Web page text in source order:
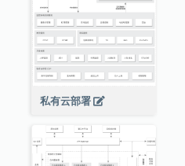
私有云部署